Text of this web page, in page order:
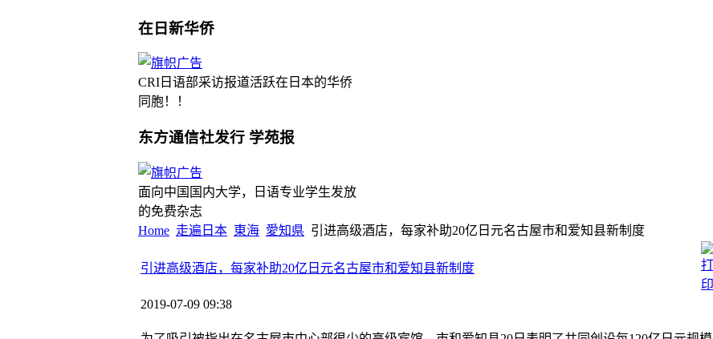
在日新华侨
CRI日语部采访报道活跃在日本的华侨
同胞！！
东方通信社发行 学苑报
面向中国国内大学，日语专业学生发放
的免费杂志
Home 走遍日本 東海 愛知県 引进高级酒店，每家补助20亿日元名古屋市和爱知县新制度
引进高级酒店，每家补助20亿日元名古屋市和爱知县新制度
2019-07-09 09:38